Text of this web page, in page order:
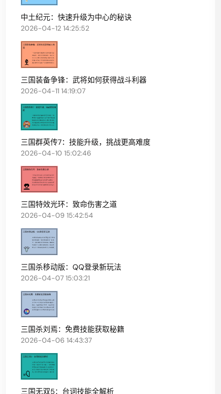
中土纪元：快速升级为中心的秘诀
2026-04-12 14:25:52
三国装备争锋：武将如何获得战斗利器
2026-04-11 14:19:07
三国群英传7：技能升级，挑战更高难度
2026-04-10 15:02:46
三国特效光环：致命伤害之道
2026-04-09 15:42:54
三国杀移动版：QQ登录新玩法
2026-04-07 15:03:21
三国杀刘焉：免费技能获取秘籍
2026-04-06 14:43:37
三国无双5：台词技能全解析